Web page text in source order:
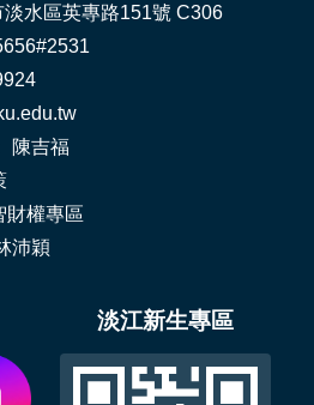
水區英專路151號 C306
陳吉福
財權專區
沛穎
淡江新生專區